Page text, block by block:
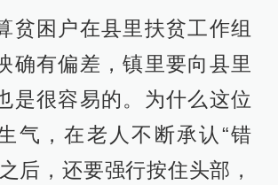
贫困户在县里扶贫工作组
确有偏差，镇里要向县里
是很容易的。为什么这位
气，在老人不断承认“错
后，还要强行按住头部，